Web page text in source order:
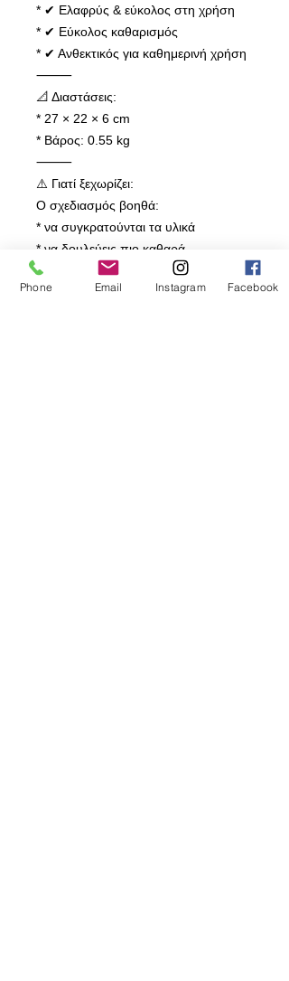
* ✔ Ελαφρύς & εύκολος στη χρήση
* ✔ Εύκολος καθαρισμός
* ✔ Ανθεκτικός για καθημερινή χρήση
⸻
📐 Διαστάσεις:
* 27 × 22 × 6 cm
* Βάρος: 0.55 kg
⸻
⚠️ Γιατί ξεχωρίζει:
Ο σχεδιασμός βοηθά:
* να συγκρατούνται τα υλικά
* να δουλεύεις πιο καθαρά
* να οργανώνεις καλύτερα την
προετοιμασία
Phone Email Instagram Facebook